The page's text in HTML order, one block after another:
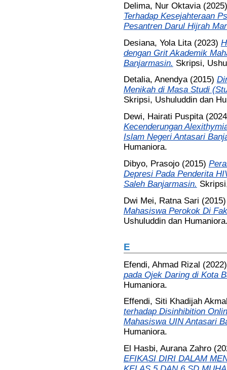
Delima, Nur Oktavia
Terhadap Kesejahteraan
Pesantren Darul Hijrah
Desiana, Yola Lita(2023)
dengan Grit Akademik
Banjarmasin. Skripsi,
Detalia, Anendya(2015)
Menikah di Masa Studi
Skripsi, Ushuluddin dan
Dewi, Hairati Puspita
Kecenderungan
Islam Negeri Antasari
Humaniora.
Dibyo, Prasojo(2015)
Depresi Pada Penderita
Saleh Banjarmasin.
Dwi Mei, Ratna Sari
Mahasiswa Perokok Di
Ushuluddin dan
E
Efendi, Ahmad Rizal
pada Ojek Daring di Kota
Humaniora.
Effendi, Siti Khadijah
terhadap Disinhibition
Mahasiswa UIN Antasari
Humaniora.
El Hasbi, Aurana Zahro
EFIKASI DIRI DALAM